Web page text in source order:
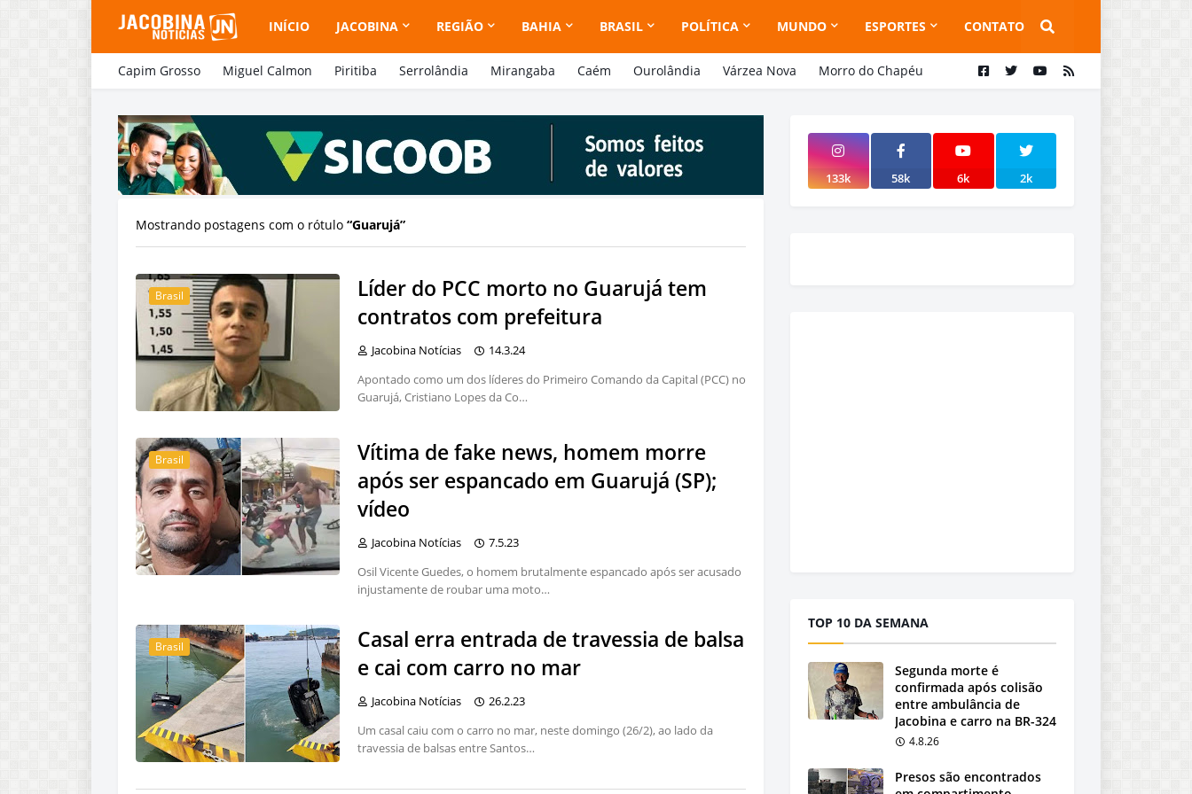
INÍCIO JACOBINA REGIÃO BAHIA BRASIL POLÍTICA MUNDO ESPORTES CONTATO
Capim Grosso Miguel Calmon Piritiba Serrolândia Mirangaba Caém Ourolândia Várzea Nova Morro do Chapéu
Mostrando postagens com o rótulo Guarujá
Brasil
Líder do PCC morto no Guarujá tem
contratos com prefeitura
Jacobina Notícias
14.3.24
Apontado como um dos líderes do Primeiro Comando da Capital (PCC) no
Guarujá, Cristiano Lopes da Co…
Brasil
Vítima de fake news, homem morre
após ser espancado em Guarujá (SP);
vídeo
Jacobina Notícias
7.5.23
Osil Vicente Guedes, o homem brutalmente espancado após ser acusado
injustamente de roubar uma moto…
Brasil
Casal erra entrada de travessia de balsa
e cai com carro no mar
Jacobina Notícias
26.2.23
Um casal caiu com o carro no mar, neste domingo (26/2), ao lado da
travessia de balsas entre Santos…
133k 58k 6k 2k
TOP 10 DA SEMANA
Segunda morte é
confirmada após colisão
entre ambulância de
Jacobina e carro na BR-324
4.8.26
Presos são encontrados